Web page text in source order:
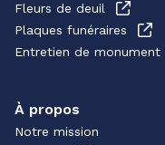
Fleurs de deuil
Plaques funéraires
Entretien de monument
À propos
Notre mission